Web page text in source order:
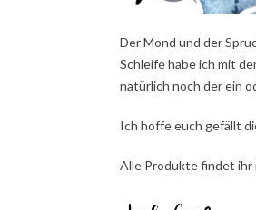
Der Mond und der
Schleife habe ich mit
natürlich noch der ein
Ich hoffe euch gefällt
Alle Produkte findet ihr